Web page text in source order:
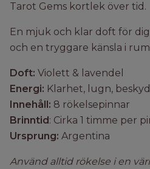
Tarot Gems kortlek över tid.
En mjuk och klar doft för
och en tryggare känsla i
Doft: Violett & lavendel
Energi: Klarhet, lugn,
Innehåll: 8 rökelsepinnar
Brinntid: Cirka 1 timme per
Ursprung: Argentina
Använd alltid rökelse i en